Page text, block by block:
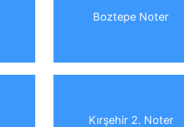
Boztepe Noter
Kırşehir 2. Noter